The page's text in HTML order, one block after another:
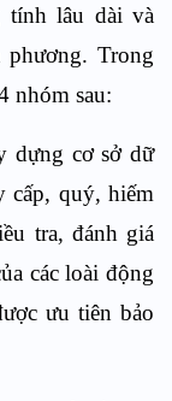
tính lâu dài và
Trong
nhóm sau:
dựng cơ sở dữ
cấp, quý, hiếm
tra, đánh giá
các loài động
ưu tiên bảo